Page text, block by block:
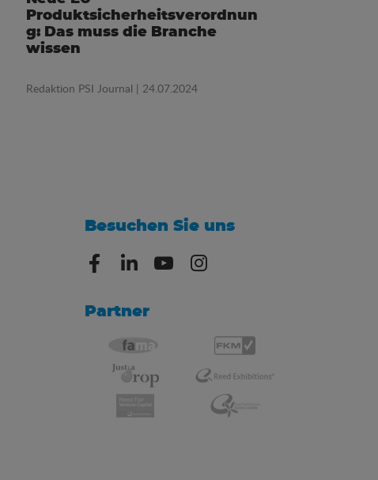
Produktsicherheitsverordnun
g: Das muss die Branche
wissen
Redaktion PSI Journal | 24.07.2024
Besuchen Sie uns
Partner